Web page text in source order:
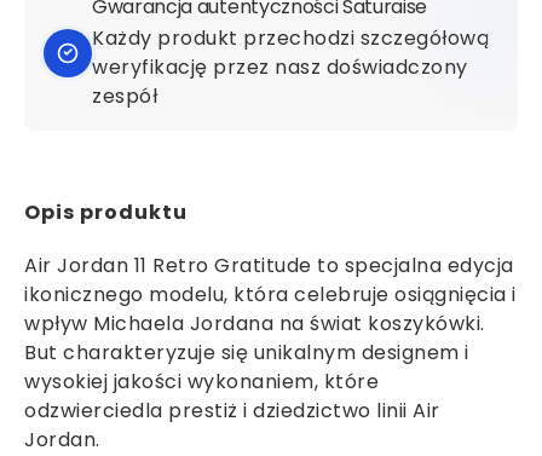
Gwarancja autentyczności Saturaise
Każdy produkt przechodzi szczegółową
weryfikację przez nasz doświadczony
zespół
Opis produktu
Air Jordan 11 Retro Gratitude to specjalna edycja
ikonicznego modelu, która celebruje osiągnięcia i
wpływ Michaela Jordana na świat koszykówki.
But charakteryzuje się unikalnym designem i
wysokiej jakości wykonaniem, które
odzwierciedla prestiż i dziedzictwo linii Air
Jordan.